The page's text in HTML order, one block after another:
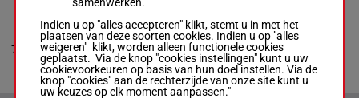
7
POWERSCOURT
Michael Mc Givern-
Cheryl Mc Givern
Box: 7 -R/10 - 1600m
3a 0a 0a 0a 2a
R/101600m3a 0a 0a
0a 2a
Indien u op "alles accepteren" klikt, stemt u in met het
plaatsen van deze soorten cookies. Indien u op "alles
weigeren" klikt, worden alleen functionele cookies
geplaatst. Via de knop "cookies instellingen" kunt u uw
cookievoorkeuren op basis van hun doel instellen. Via de
knop "cookies" aan de rechterzijde van onze site kunt u
uw keuzes op elk moment aanpassen."